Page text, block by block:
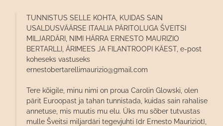
TUNNISTUS SELLE KOHTA, KUIDAS SAIN
USALDUSVÄÄRSE ITAALIA PÄRITOLUGA ŠVEITSI
MILJARDÄRI, NIMI HÄRRA ERNESTO MAURIZIO
BERTARLLI, ÄRIMEES JA FILANTROOPI KÄEST, e-post
koheseks vastuseks
ernestobertarellimaurizio@gmail.com
Tere kõigile, minu nimi on proua Carolin Glowski, olen
pärit Euroopast ja tahan tunnistada, kuidas sain rahalise
annetuse, mis muutis mu elu. Üks mu sõber tutvustas
mulle Šveitsi miljardäri tegevjuhti {dr Ernesto Mauriziot},